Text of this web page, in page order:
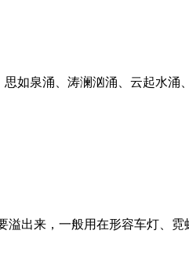
如泉涌、涛澜汹涌、云起水涌
溢出来，一般用在形容车灯、